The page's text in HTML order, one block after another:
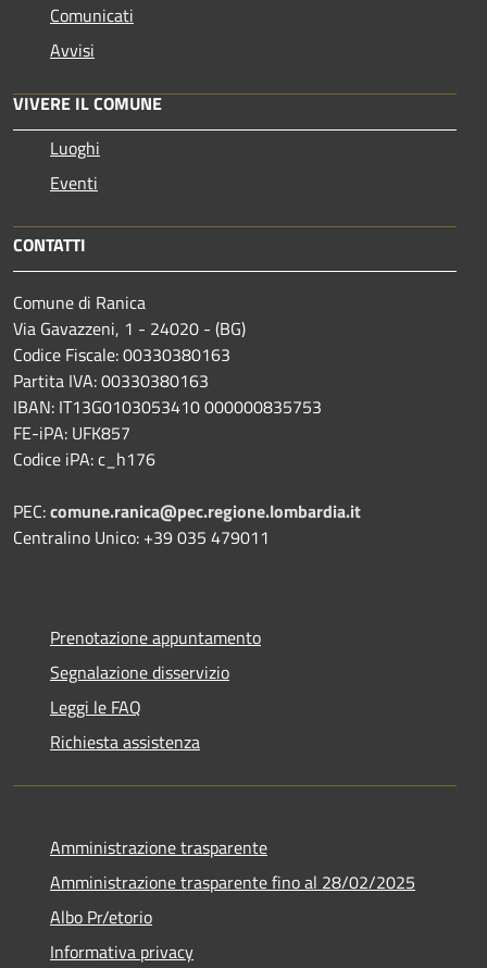
Comunicati
Avvisi
VIVERE IL COMUNE
Luoghi
Eventi
CONTATTI
Comune di Ranica
Via Gavazzeni, 1 - 24020 - (BG)
Codice Fiscale: 00330380163
Partita IVA: 00330380163
IBAN: IT13G0103053410 000000835753
FE-iPA: UFK857
Codice iPA: c_h176
PEC:comune.ranica@pec.regione.lombardia.it
Centralino Unico: +39 035 479011
Prenotazione appuntamento
Segnalazione disservizio
Leggi le FAQ
Richiesta assistenza
Amministrazione trasparente
Amministrazione trasparente fino al 28/02/2025
Albo Pr/etorio
Informativa privacy